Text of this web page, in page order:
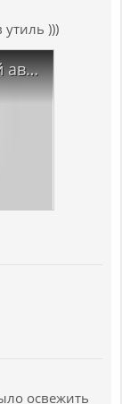
)))
Wintergatan Музыкальный автомат
освежить